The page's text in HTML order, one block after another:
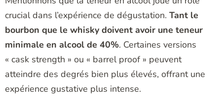
crucial dans l’expérience de dégustation. Tant le
bourbon que le whisky doivent avoir une teneur
minimale en alcool de 40%. Certaines versions
« cask strength » ou « barrel proof » peuvent
atteindre des degrés bien plus élevés, offrant une
expérience gustative plus intense.